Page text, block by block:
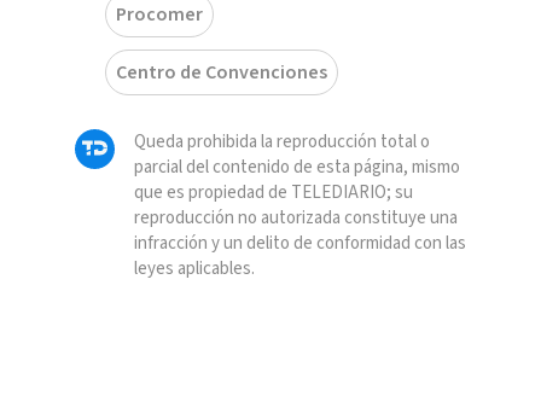
Procomer
Centro de Convenciones
Queda prohibida la reproducción total o
parcial del contenido de esta página, mismo
que es propiedad de TELEDIARIO; su
reproducción no autorizada constituye una
infracción y un delito de conformidad con las
leyes aplicables.